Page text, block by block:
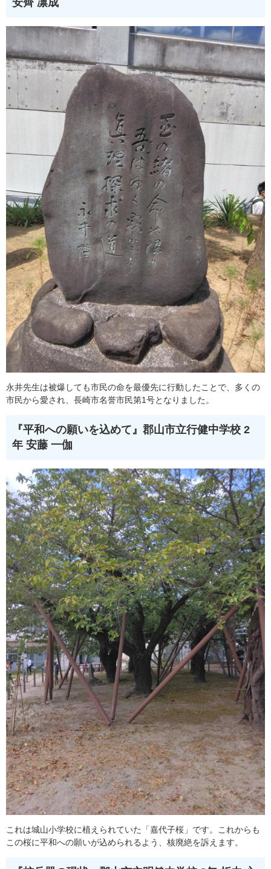
安齊 凛成
永井先生は被爆しても市民の命を最優先に行動したことで、多くの
市民から愛され、長崎市名誉市民第1号となりました。
『平和への願いを込めて』 郡山市立行健中学校 2
年 安藤 一伽
これは城山小学校に植えられていた「嘉代子桜」です。これからも
この桜に平和への願いが込められるよう、核廃絶を訴えます。